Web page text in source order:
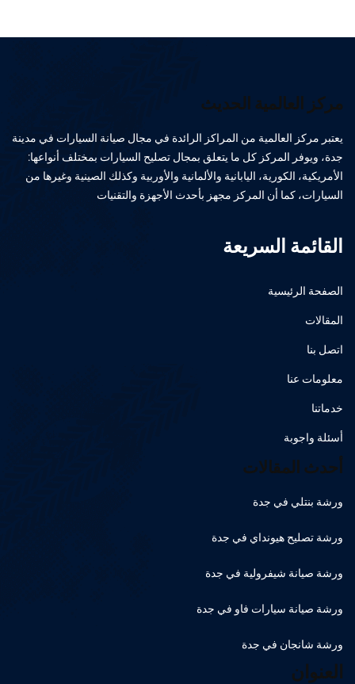
مركز العالمية الحديث
يعتبر مركز العالمية من المراكز الرائدة في مجال صيانة السيارات في مدينة
جدة، ويوفر المركز كل ما يتعلق بمجال تصليح السيارات بمختلف أنواعها:
الأمريكية، الكورية، اليابانية والألمانية والأوربية وكذلك الصينية وغيرها من
السيارات، كما أن المركز مجهز بأحدث الأجهزة والتقنيات
القائمة السريعة
الصفحة الرئيسية
المقالات
اتصل بنا
معلومات عنا
خدماتنا
أسئلة واجوبة
أحدث المقالات
ورشة بنتلي في جدة
ورشة تصليح هيونداي في جدة
ورشة صيانة شيفرولية في جدة
ورشة صيانة سيارات فاو في جدة
ورشة شانجان في جدة
العنوان